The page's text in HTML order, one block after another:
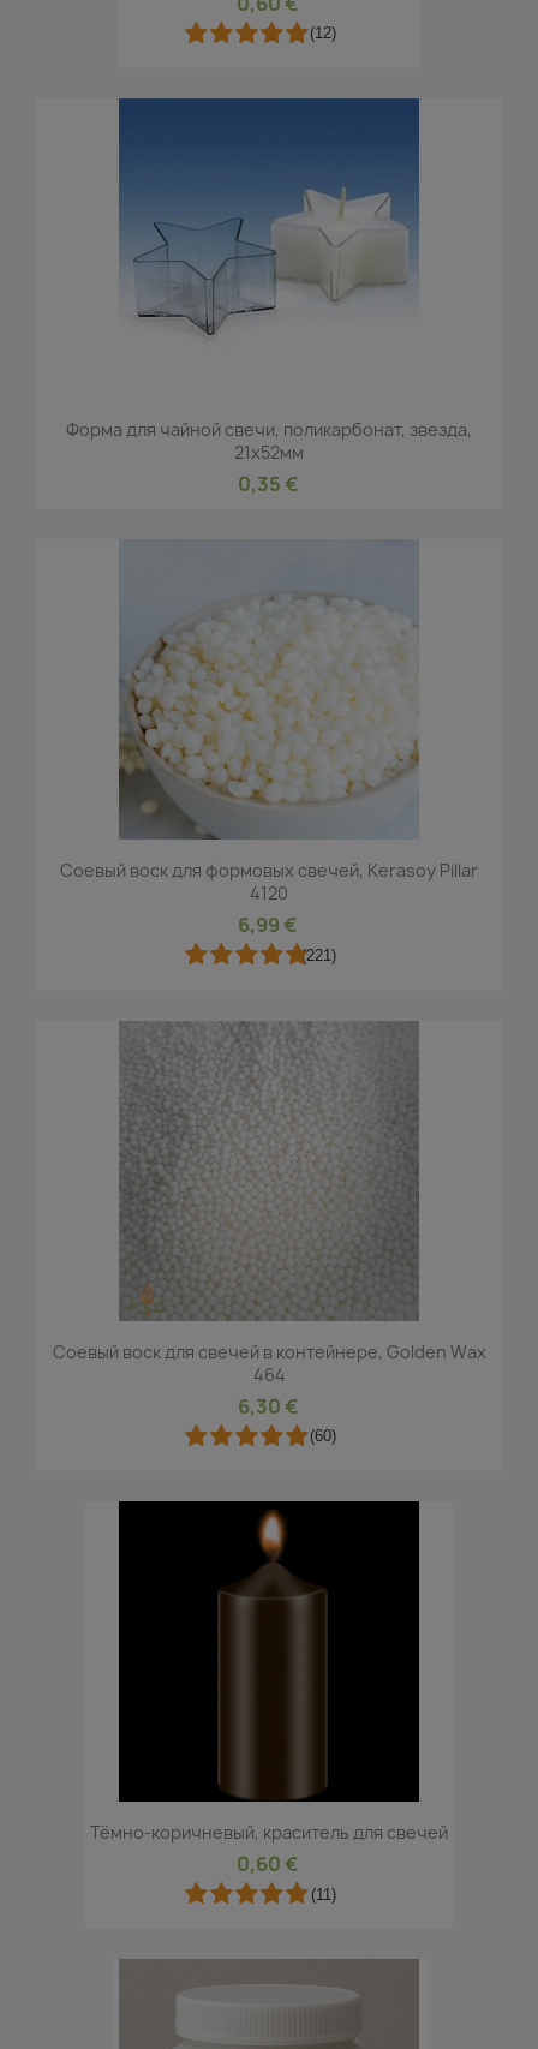
(12)
Форма для чайной свечи, поликарбонат, звезда,
21х52мм
0,35 €
Соевый воск для формовых свечей, Kerasoy Pillar
4120
6,99 €
(221)
Соевый воск для свечей в контейнере, Golden Wax
464
6,30 €
(60)
Тёмно-коричневый, краситель для свечей
0,60 €
(11)